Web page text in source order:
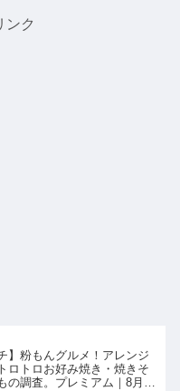
ンク
】粉もんグルメ！アレンジ
ロトロお好み焼き・焼きそ
の調査。プレミアム｜8月15